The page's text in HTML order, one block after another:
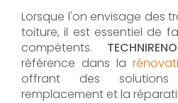
Lorsque l'on envisage des
toiture, il est essentiel de
compétents.
référence dans la
offrant des
remplacement et la